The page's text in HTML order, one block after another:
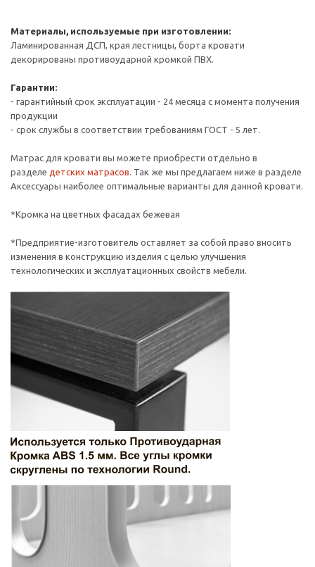
Материалы, используемые при изготовлении:
Ламинированная ДСП, края лестницы, борта кровати
декорированы противоударной кромкой ПВХ.
Гарантии:
- гарантийный срок эксплуатации - 24 месяца с момента получения
продукции
- срок службы в соответствии требованиям ГОСТ - 5 лет.
Матрас для кровати вы можете приобрести отдельно в
разделе детских матрасов. Так же мы предлагаем ниже в разделе
Аксессуары наиболее оптимальные варианты для данной кровати.
*Кромка на цветных фасадах бежевая
*Предприятие-изготовитель оставляет за собой право вносить
изменения в конструкцию изделия с целью улучшения
технологических и эксплуатационных свойств мебели.